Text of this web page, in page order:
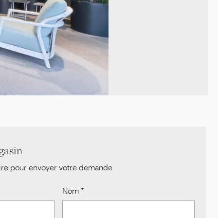
pour envoyer votre demande
Nom *